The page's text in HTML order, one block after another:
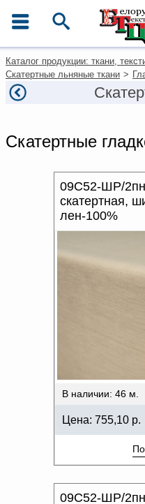
Контакты
Каталог
Ткани
Домашний текстиль
Текстиль для
Текстильная
фурнитура
Условия работы
Оплата и доставка
Новости | Статьи
Каталог продукции: ткани,
Скатертные льняные ткани >
Скатертные
Очистить
Цена, руб
от
ТИП
ПЛОТНОСТЬ, Г/М²
ШИРИНА, СМ
09С52-ШР/
скатертная,
лен-100%
В наличии: 46 м.
Цена: 755,10 р.
09С52-ШР/